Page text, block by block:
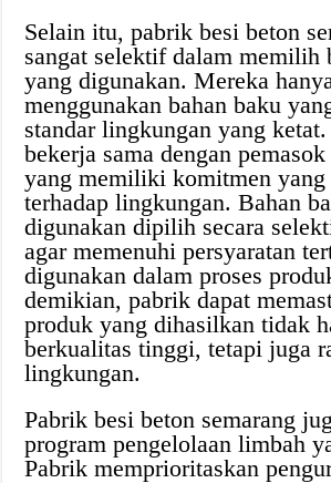
Selain itu, pabrik besi beton
sangat selektif dalam memilih
yang digunakan. Mereka
menggunakan bahan baku
standar lingkungan yang
bekerja sama dengan
yang memiliki komitmen yang
terhadap lingkungan. Bahan
digunakan dipilih secara
agar memenuhi persyaratan
digunakan dalam proses
demikian, pabrik dapat
produk yang dihasilkan tidak
berkualitas tinggi, tetapi juga
lingkungan.
Pabrik besi beton semarang
program pengelolaan limbah
Pabrik memprioritaskan